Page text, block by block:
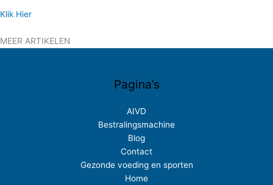
Klik Hier
MEER ARTIKELEN
Pagina’s
AIVD
Bestralingsmachine
Blog
Contact
Gezonde voeding en sporten
Home